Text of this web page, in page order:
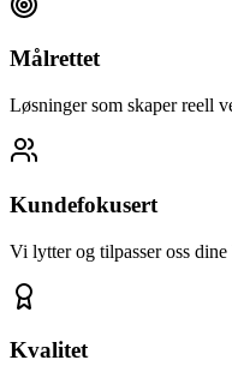
Målrettet
Løsninger som skaper reell
Kundefokusert
Vi lytter og tilpasser oss dine
Kvalitet